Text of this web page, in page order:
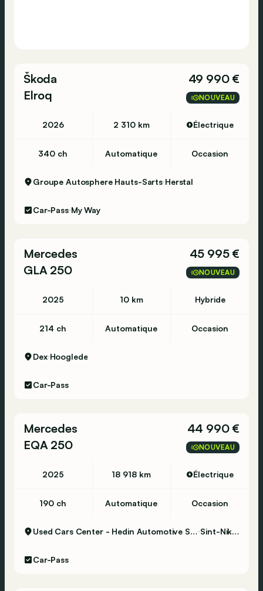
Škoda
Elroq
49 990 €
NOUVEAU
2026 2 310 km Électrique
340 ch Automatique Occasion
Groupe Autosphere Hauts-Sarts Herstal
Car-Pass My Way
Mercedes
GLA 250
45 995 €
NOUVEAU
2025 10 km Hybride
214 ch Automatique Occasion
Dex Hooglede
Car-Pass
Mercedes
EQA 250
44 990 €
NOUVEAU
2025 18 918 km Électrique
190 ch Automatique Occasion
Used Cars Center - Hedin Automotive Sint-Niklaas Sint-Niklaas
Car-Pass